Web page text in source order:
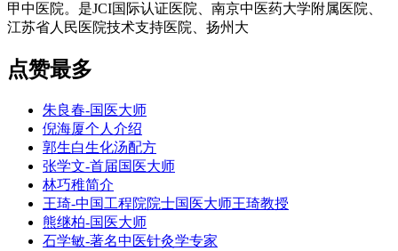
甲中医院。是JCI国际认证医院、南京中医药大学附属医院、
江苏省人民医院技术支持医院、扬州大
点赞最多
朱良春-国医大师
倪海厦个人介绍
郭生白生化汤配方
张学文-首届国医大师
林巧稚简介
王琦-中国工程院院士国医大师王琦教授
熊继柏-国医大师
石学敏-著名中医针灸学专家